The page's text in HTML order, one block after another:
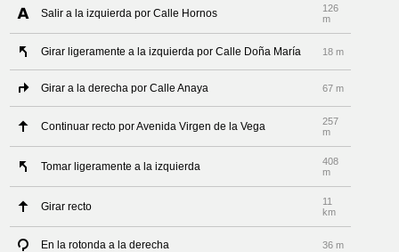
Salir a la izquierda por Calle Hornos
126
m
Girar ligeramente a la izquierda por Calle Doña María 18 m
Girar a la derecha por Calle Anaya 67 m
Continuar recto por Avenida Virgen de la Vega
257
m
Tomar ligeramente a la izquierda
408
m
Girar recto
11
km
En la rotonda a la derecha 36 m